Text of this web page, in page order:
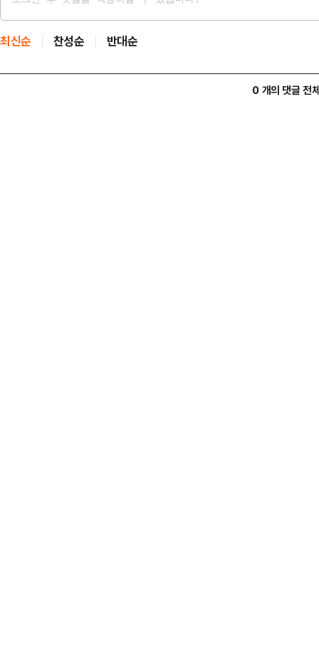
최신순 찬성순 반대순
0 개의 댓글 전